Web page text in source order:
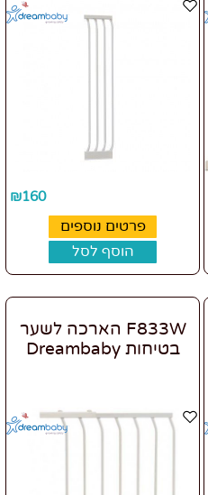
₪160
פרטים נוספים
הוסף לסל
F833W הארכה לשער
בטיחות Dreambaby